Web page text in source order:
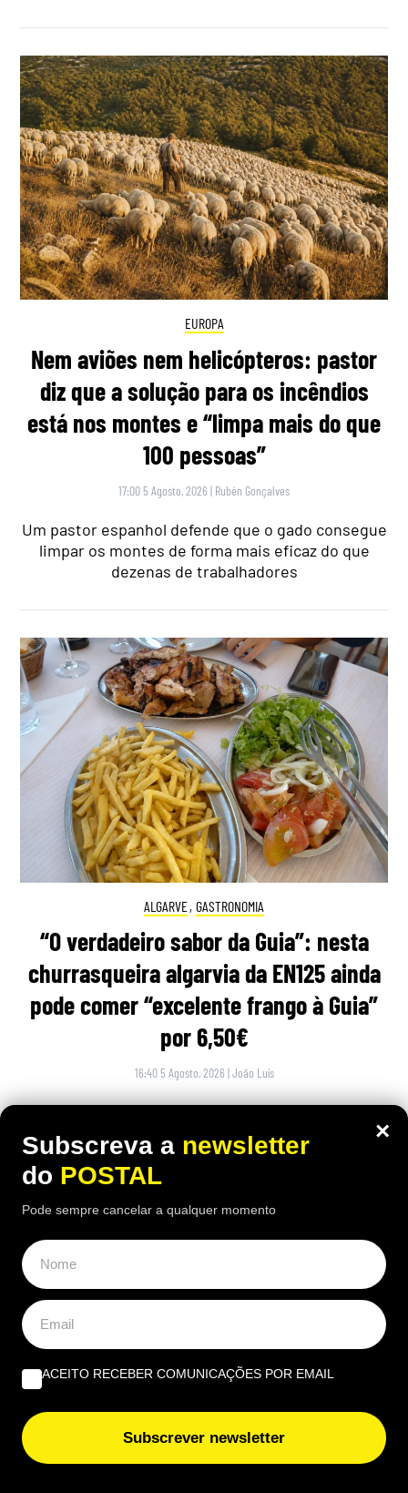
EUROPA
Nem aviões nem helicópteros: pastor
diz que a solução para os incêndios
está nos montes e “limpa mais do que
100 pessoas”
17:00 5 Agosto, 2026 | Rubén Gonçalves
Um pastor espanhol defende que o gado consegue
limpar os montes de forma mais eficaz do que
dezenas de trabalhadores
ALGARVE, GASTRONOMIA
“O verdadeiro sabor da Guia”: nesta
churrasqueira algarvia da EN125 ainda
pode comer “excelente frango à Guia”
por 6,50€
16:40 5 Agosto, 2026 |João Luís
Há uma paragem na Nacional 125 onde uma das
receitas mais conhecidas de frango assado do
Algarve continuam a chamar clientes durante o
×
Subscreva a newsletter
do POSTAL
Pode sempre cancelar a qualquer momento
ACEITO RECEBER COMUNICAÇÕES POR EMAIL
Subscrever newsletter